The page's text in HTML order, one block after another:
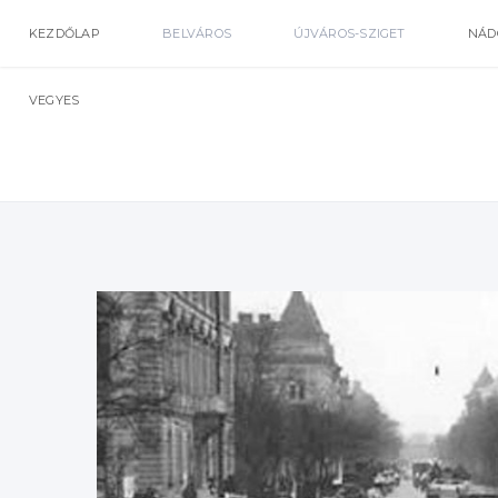
KEZDŐLAP BELVÁROS ÚJVÁROS-SZIGET
VEGYES